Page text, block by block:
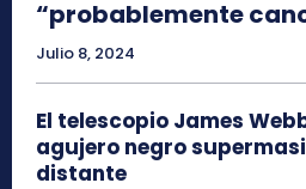
“probablemente
Julio 8, 2024
El telescopio James
agujero negro
distante